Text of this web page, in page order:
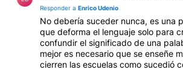
actuales. Es decir, un posible caos
la propia enseñanza.
Responder a Enrico Udenio
No debería suceder nunca, es una
que deforma el lenguaje solo para
confundir el significado de una
mejor es necesario que se enseñe
cierren las escuelas como sucedió
Los niños necesitan comprender